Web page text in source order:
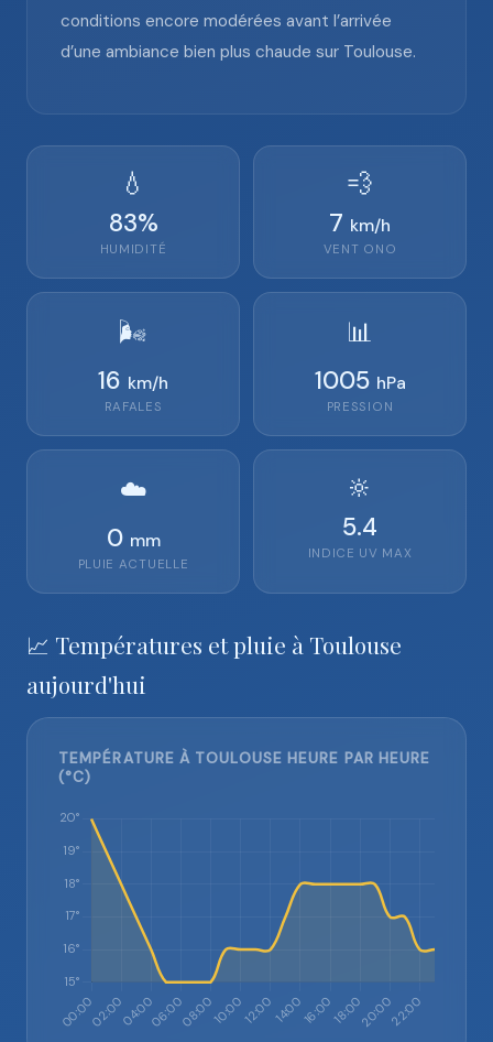
conditions encore modérées avant l’arrivée
d’une ambiance bien plus chaude sur Toulouse.
💧
83%
HUMIDITÉ
💨
7 km/h
VENT ONO
🌬️
16 km/h
RAFALES
📊
1005 hPa
PRESSION
☁️
0 mm
PLUIE ACTUELLE
🔆
5.4
INDICE UV MAX
📈 Températures et pluie à Toulouse
aujourd'hui
TEMPÉRATURE À TOULOUSE HEURE PAR HEURE
(°C)